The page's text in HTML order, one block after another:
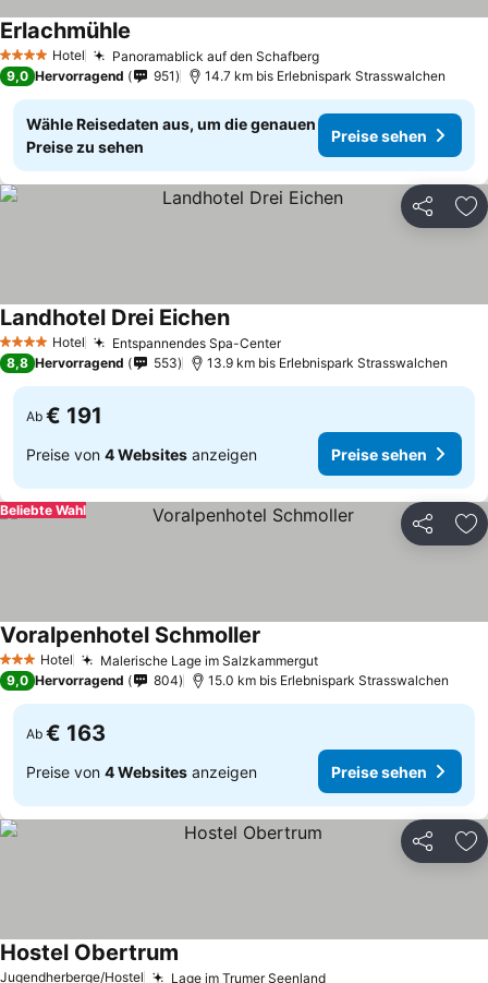
4 Sterne Hotel Panoramablick auf den SchafbergPreise sehen
Erlachmühle
9,0 Hervorragend 951 14.7 km bis Erlebnispark Strasswalchen
Wähle Reisedaten aus, um die genauen
Preise zu sehen
Preise sehen
Teilen
4 Sterne Hotel Entspannendes Spa-CenterPreise sehen
Landhotel Drei EichenPreise sehen
8,8 Hervorragend 553 13.9 km bis Erlebnispark Strasswalchen
Ab € 191
Preise von 4 Websites anzeigen Preise sehen
Teilen
Beliebte Wahl
3 SterneHotel Malerische Lage im SalzkammergutPreise sehen
Voralpenhotel Schmoller
9,0 Hervorragend 804 15.0 km bis Erlebnispark Strasswalchen
Ab € 163
Preise von 4 Websites anzeigen Preise sehen
Teilen
Jugendherberge/Hostel Lage im Trumer Seenland
Hostel Obertrum